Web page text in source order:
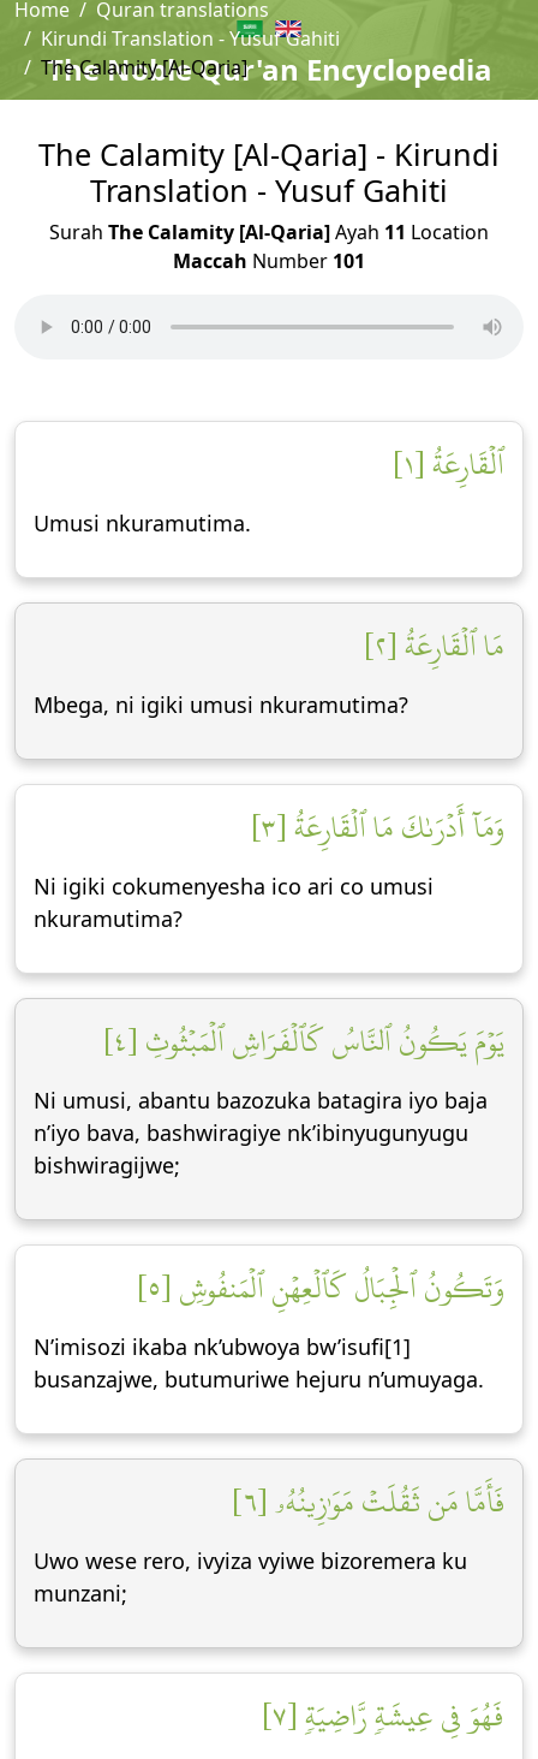
The Noble Qur'an Encyclopedia
Home
Quran translations
Kirundi Translation - Yusuf Gahiti
The Calamity [Al-Qaria]
The Calamity [Al-Qaria] - Kirundi
Translation - Yusuf Gahiti
Surah The Calamity [Al-Qaria]Ayah 11 Location
Maccah Number 101
ٱلۡقَارِعَةُ [١]
Umusi nkuramutima.
مَا ٱلۡقَارِعَةُ [٢]
Mbega, ni igiki umusi nkuramutima?
وَمَآ أَدۡرَىٰكَ مَا ٱلۡقَارِعَةُ [٣]
Ni igiki cokumenyesha ico ari co umusi
nkuramutima?
يَوۡمَ يَكُونُ ٱلنَّاسُ كَٱلۡفَرَاشِ ٱلۡمَبۡثُوثِ [٤]
Ni umusi, abantu bazozuka batagira iyo baja
n’iyo bava, bashwiragiye nk’ibinyugunyugu
bishwiragijwe;
وَتَكُونُ ٱلۡجِبَالُ كَٱلۡعِهۡنِ ٱلۡمَنفُوشِ [٥]
N’imisozi ikaba nk’ubwoya bw’isufi[1]
busanzajwe, butumuriwe hejuru n’umuyaga.
فَأَمَّا مَن ثَقُلَتۡ مَوَٰزِينُهُۥ [٦]
Uwo wese rero, ivyiza vyiwe bizoremera ku
munzani;
فَهُوَ فِي عِيشَةٖ رَّاضِيَةٖ [٧]